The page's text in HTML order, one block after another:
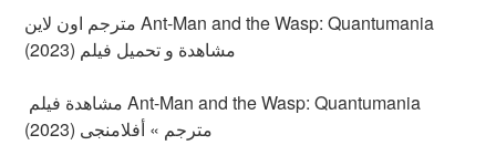
مترجم اون لاين Ant-Man and the Wasp: Quantumania
(2023) مشاهدة و تحميل فيلم
(2023) مترجم » أفلامنجى